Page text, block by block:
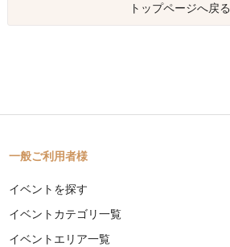
トップページへ戻る
一般ご利用者様
イベントを探す
イベントカテゴリ一覧
イベントエリア一覧